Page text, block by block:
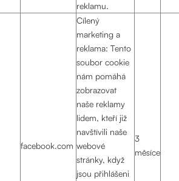
reklamu.
facebook.com
Cílený
marketing a
reklama: Tento
soubor cookie
nám pomáhá
zobrazovat
naše reklamy
lidem, kteří již
navštívili naše
webové
stránky, když
jsou přihlášeni
3
měsíce